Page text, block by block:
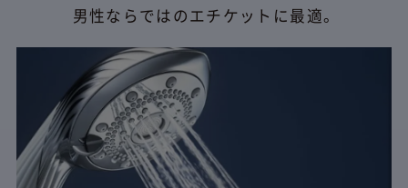
男性ならではのエチケットに最適。